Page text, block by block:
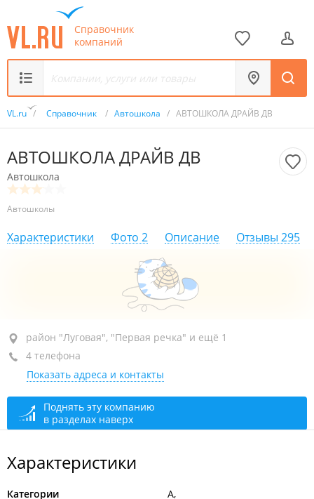
Справочник
компаний
VL.ru / Справочник / Автошкола / АВТОШКОЛА ДРАЙВ ДВ
АВТОШКОЛА ДРАЙВ ДВ
Автошкола
Автошколы
Характеристики Фото 2 Описание Отзывы 295
район "Луговая", ул. Трамвайная, 16А
2-й этаж
+7 (423) 272-30-02
сегодня закрыто
район "Луговая", "Первая речка" и ещё 1
4 телефона
Показать адреса и контакты
Поднять эту компанию
в разделах наверх
Характеристики
Категории
A